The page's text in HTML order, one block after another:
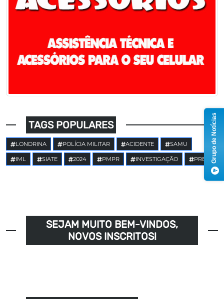
TAGS POPULARES
LONDRINA POLÍCIA MILITAR ACIDENTE SAMU
IML SIATE 2024 PMPR INVESTIGAÇÃO PRE
SEJAM MUITO BEM-VINDOS,
NOVOS INSCRITOS!
Grupo de Notícias